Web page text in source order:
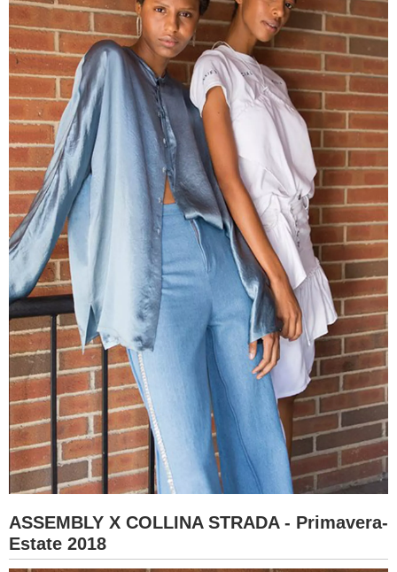
ASSEMBLY X COLLINA STRADA - Primavera-
Estate 2018